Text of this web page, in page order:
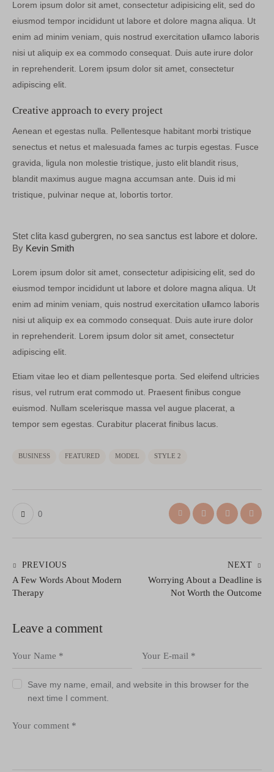
Lorem ipsum dolor sit amet, consectetur adipisicing elit, sed do
eiusmod tempor incididunt ut labore et dolore magna aliqua. Ut
enim ad minim veniam, quis nostrud exercitation ullamco laboris
nisi ut aliquip ex ea commodo consequat. Duis aute irure dolor
in reprehenderit. Lorem ipsum dolor sit amet, consectetur
adipiscing elit.
Creative approach to every project
Aenean et egestas nulla. Pellentesque habitant morbi tristique
senectus et netus et malesuada fames ac turpis egestas. Fusce
gravida, ligula non molestie tristique, justo elit blandit risus,
blandit maximus augue magna accumsan ante. Duis id mi
tristique, pulvinar neque at, lobortis tortor.
Stet clita kasd gubergren, no sea sanctus est labore et dolore.
By Kevin Smith
Lorem ipsum dolor sit amet, consectetur adipisicing elit, sed do
eiusmod tempor incididunt ut labore et dolore magna aliqua. Ut
enim ad minim veniam, quis nostrud exercitation ullamco laboris
nisi ut aliquip ex ea commodo consequat. Duis aute irure dolor
in reprehenderit. Lorem ipsum dolor sit amet, consectetur
adipiscing elit.
Etiam vitae leo et diam pellentesque porta. Sed eleifend ultricies
risus, vel rutrum erat commodo ut. Praesent finibus congue
euismod. Nullam scelerisque massa vel augue placerat, a
tempor sem egestas. Curabitur placerat finibus lacus.
BUSINESS FEATURED MODEL STYLE 2
0
Post
navigation
PREVIOUS
A Few Words About Modern
Therapy
NEXT
Worrying About a Deadline is
Not Worth the Outcome
Leave a comment
Save my name, email, and website in this browser for the
next time I comment.